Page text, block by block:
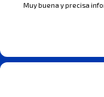
Muy buena y precisa